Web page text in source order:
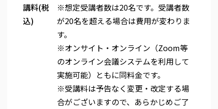
講料(税
込)
※想定受講者数は20名です。受講者数
が20名を超える場合は費用が変わりま
す。
※オンサイト・オンライン（Zoom等
のオンライン会議システムを利用して
実施可能）ともに同料金です。
※受講料は予告なく変更・改定する場
合がございますので、あらかじめご了